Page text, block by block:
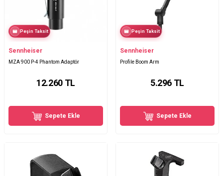
Peşin Taksit
Sennheiser
MZA 900 P-4 Phantom Adaptör
12.260TL
Sepete Ekle
Peşin Taksit
Sennheiser
Profile Boom Arm
5.296 TL
Sepete Ekle